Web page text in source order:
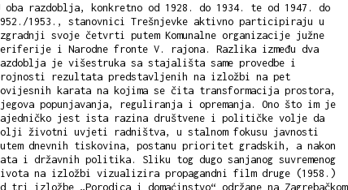
oba razdoblja, konkretno od 1928. do 1934. te od 1947. do
1953., stanovnici Trešnjevke aktivno participiraju u
svoje četvrti putem Komunalne organizacije južne
i Narodne fronte V. rajona. Razlika između dva
je višestruka sa stajališta same provedbe i
rezultata predstavljenih na izložbi na pet
karata na kojima se čita transformacija prostora,
popunjavanja, reguliranja i opremanja. Ono što im je
jest ista razina društvene i političke volje da
životni uvjeti radništva, u stalnom fokusu javnosti
dnevnih tiskovina, postanu prioritet gradskih, a nakon
i državnih politika. Sliku tog dugo sanjanog suvremenog
na izložbi vizualizira propagandni film druge (1958.)
tri izložbe „Porodica i domaćinstvo“ održane na Zagrebačkom